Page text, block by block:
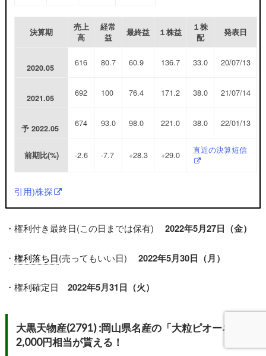
決算期
売上
高
経常
益
最終益 １株益
１株
配
発表日
2020.05 616 80.7 60.9 136.7 33.0 20/07/13
2021.05 692 100 76.4 171.2 38.0 21/07/14
予2022.05 674 93.0 98.0 221.0 38.0 22/01/13
前期比(%) -2.6 -7.7 +28.3 +29.0 直近の決算短信
引用)株探
・権利付き最終日(この日までは保有) 2022年5月27日（金）
・ 権利落ち日(売ってもいい日) 2022年5月30日（月）
・権利確定日 2022年5月31日（火）
大黒天物産(2791) :岡山県名産の「大粒ピオーネ」
2,000円相当が貰える！